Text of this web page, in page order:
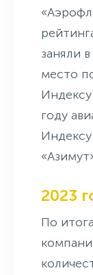
заняли
место
году
2023
По